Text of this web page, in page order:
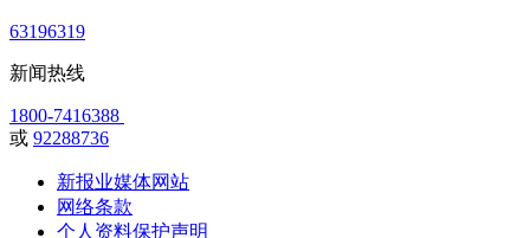
63196319
新闻热线
1800-7416388
或 92288736
新报业媒体网站
网络条款
个人资料保护声明